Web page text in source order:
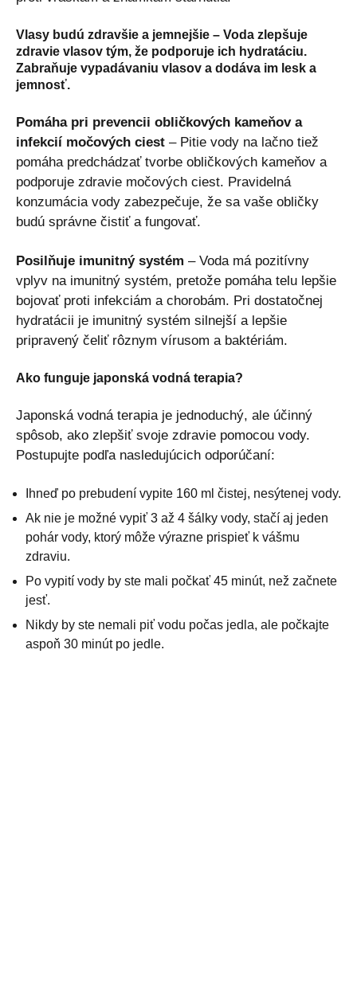
Vlasy budú zdravšie a jemnejšie – Voda zlepšuje
zdravie vlasov tým, že podporuje ich hydratáciu.
Zabraňuje vypadávaniu vlasov a dodáva im lesk a
jemnosť.
Pomáha pri prevencii obličkových kameňov a
infekcií močových ciest – Pitie vody na lačno tiež
pomáha predchádzať tvorbe obličkových kameňov a
podporuje zdravie močových ciest. Pravidelná
konzumácia vody zabezpečuje, že sa vaše obličky
budú správne čistiť a fungovať.
Posilňuje imunitný systém – Voda má pozitívny
vplyv na imunitný systém, pretože pomáha telu lepšie
bojovať proti infekciám a chorobám. Pri dostatočnej
hydratácii je imunitný systém silnejší a lepšie
pripravený čeliť rôznym vírusom a baktériám.
Ako funguje japonská vodná terapia?
Japonská vodná terapia je jednoduchý, ale účinný
spôsob, ako zlepšiť svoje zdravie pomocou vody.
Postupujte podľa nasledujúcich odporúčaní:
Ihneď po prebudení vypite 160 ml čistej, nesýtenej vody.
Ak nie je možné vypiť 3 až 4 šálky vody, stačí aj jeden
pohár vody, ktorý môže výrazne prispieť k vášmu
zdraviu.
Po vypití vody by ste mali počkať 45 minút, než začnete
jesť.
Nikdy by ste nemali piť vodu počas jedla, ale počkajte
aspoň 30 minút po jedle.